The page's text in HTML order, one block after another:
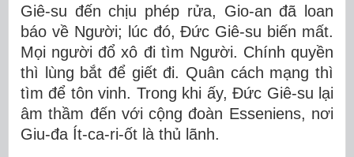
Giê-su đến chịu phép rửa, Gio-an đã loan
báo về Người; lúc đó, Đức Giê-su biến mất.
Mọi người đổ xô đi tìm Người. Chính quyền
thì lùng bắt để giết đi. Quân cách mạng thì
tìm để tôn vinh. Trong khi ấy, Đức Giê-su lại
âm thầm đến với cộng đoàn Esseniens, nơi
Giu-đa Ít-ca-ri-ốt là thủ lãnh.